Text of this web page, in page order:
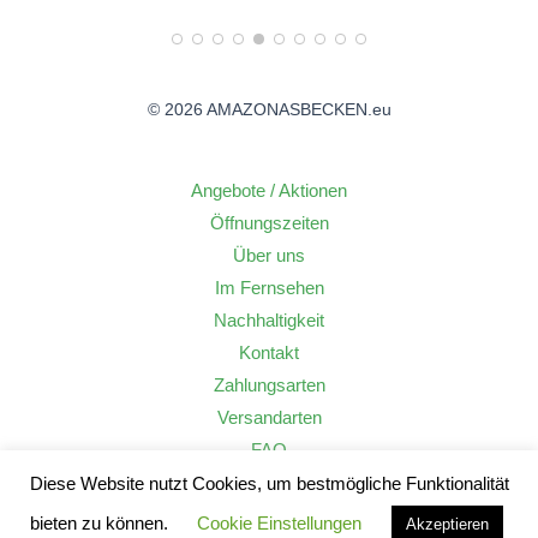
© 2026 AMAZONASBECKEN.eu
Angebote / Aktionen
Öffnungszeiten
Über uns
Im Fernsehen
Nachhaltigkeit
Kontakt
Zahlungsarten
Versandarten
FAQ
Widerrufsrecht
AGB
Diese Website nutzt Cookies, um bestmögliche Funktionalität
bieten zu können.
Cookie Einstellungen Akzeptieren